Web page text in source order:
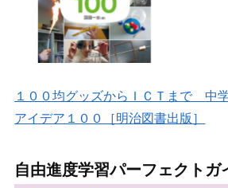
１００均グッズからＩＣＴまで 中
アイデア１００［明治図書出版］
自由進度学習パーフェクトガ